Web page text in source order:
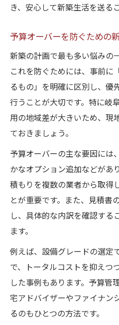
き、安心して新築生活を送る
予算オーバーを防ぐための
新築の計画で最も多い悩みの
これを防ぐためには、事前に
るもの」を明確に区別し、優
行うことが大切です。特に岐
用の地域差が大きいため、現
ておきましょう。
予算オーバーの主な要因には
かなオプション追加などがあ
積もりを複数の業者から取得
とが重要です。また、見積書
し、具体的な内訳を確認する
ます。
例えば、設備グレードの選定
で、トータルコストを抑えつ
した事例もあります。予算管
宅アドバイザーやファイナン
るのもひとつの方法です。